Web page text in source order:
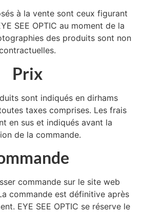
à la vente sont ceux figurant
SEE OPTIC au moment de la
des produits sont non
Prix
sont indiqués en dirhams
taxes comprises. Les frais
en sus et indiqués avant la
de la commande.
commande sur le site web
commande est définitive après
EYE SEE OPTIC se réserve le